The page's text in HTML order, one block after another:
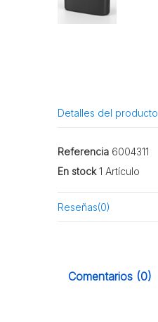
Detalles del producto
Referencia 6004311
En stock 1 Artículo
Reseñas(0)
Comentarios (0)